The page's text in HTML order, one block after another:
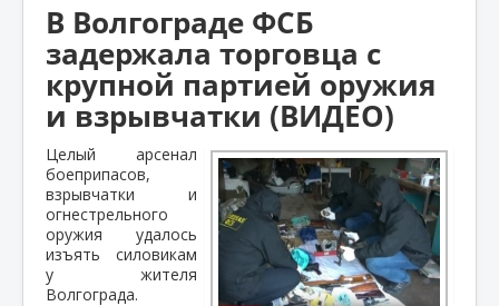
В Волгограде ФСБ
задержала торговца с
крупной партией оружия
и взрывчатки (ВИДЕО)
Целый арсенал
боеприпасов,
взрывчатки и
огнестрельного
оружия удалось
изъять силовикам
у жителя
Волгограда.